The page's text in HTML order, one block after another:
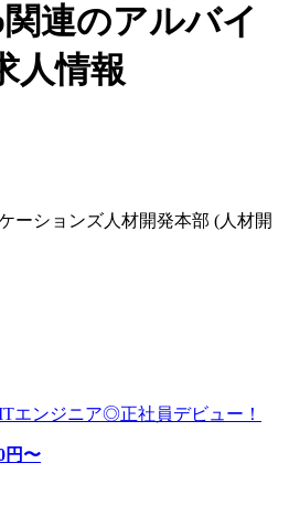
連のアルバイ
人情報
ーションズ人材開発本部 (人材開
エンジニア◎正社員デビュー！
円〜